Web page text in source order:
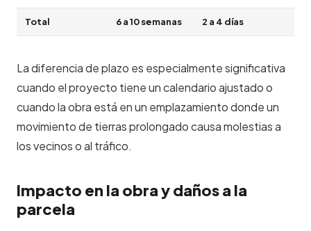
Total 6 a 10 semanas 2 a 4 días
La diferencia de plazo es especialmente significativa
cuando el proyecto tiene un calendario ajustado o
cuando la obra está en un emplazamiento donde un
movimiento de tierras prolongado causa molestias a
los vecinos o al tráfico.
Impacto en la obra y daños a la
parcela